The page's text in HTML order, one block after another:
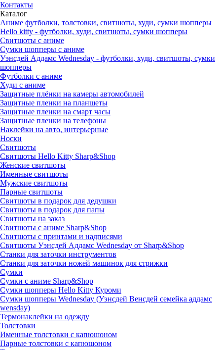
Контакты
Каталог
Аниме футболки, толстовки, свитшоты, худи, сумки шопперы
Hello kitty - футболки, худи, свитшоты, сумки шопперы
Свитшоты с аниме
Сумки шопперы с аниме
Уэнсдей Аддамс Wednesday - футболки, худи, свитшоты, сумки
шопперы
Футболки с аниме
Худи с аниме
Защитные плёнки на камеры автомобилей
Защитные пленки на планшеты
Защитные пленки на смарт часы
Защитные пленки на телефоны
Наклейки на авто, интерьерные
Носки
Свитшоты
Cвитшоты Hello Kitty Sharp&Shop
Женские свитшоты
Именные свитшоты
Мужские свитшоты
Парные свитшоты
Свитшоты в подарок для дедушки
Свитшоты в подарок для папы
Свитшоты на заказ
Свитшоты с аниме Sharp&Shop
Свитшоты с принтами и надписями
Свитшоты Уэнсдей Аддамс Wednesday от Sharp&Shop
Станки для заточки инструментов
Станки для заточки ножей машинок для стрижки
Сумки
Сумки с аниме Sharp&Shop
Сумки шопперы Hello Kitty Куроми
Сумки шопперы Wednesday (Уэнсдей Венсдей семейка аддамс
wensday)
Термонаклейки на одежду
Толстовки
Именные толстовки с капюшоном
Парные толстовки с капюшоном